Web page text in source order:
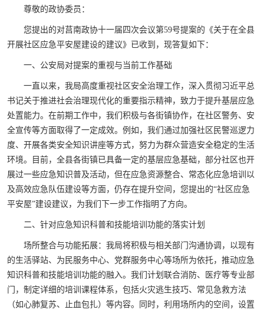
尊敬的政协委员：
您提出的对莒南政协十一届四次会议第59号提案的《关于在全县
开展社区应急平安屋建设的建议》已收到，现答复如下：
一、公安局对提案的重视与当前工作基础
一直以来，我局高度重视社区安全治理工作，深入贯彻习近平总
书记关于推进社会治理现代化的重要指示精神，致力于提升基层应急
处置能力。在前期工作中，我们积极与各街镇协作，在社区警务、安
全宣传等方面取得了一定成效。例如，我们通过加强社区民警巡逻力
度、开展各类安全知识讲座等方式，努力为群众营造安全稳定的生活
环境。目前，全县各街镇已具备一定的基层应急基础，部分社区也开
展过一些应急知识普及活动，但在应急资源整合、常态化应急培训以
及高效应急队伍建设等方面，仍存在提升空间，您提出的“社区应急
平安屋”建设建议，为我们下一步工作指明了方向。
二、针对应急知识科普和技能培训功能的落实计划
场所整合与功能拓展：我局将积极与相关部门沟通协调，以现有
的生活驿站、为民服务中心、党群服务中心等场所为依托，推动应急
知识科普和技能培训功能的融入。我们计划联合消防、医疗等专业部
门，制定详细的培训课程体系，包括火灾逃生技巧、常见急救方法
（如心肺复苏、止血包扎）等内容。同时，利用场所内的空间，设置